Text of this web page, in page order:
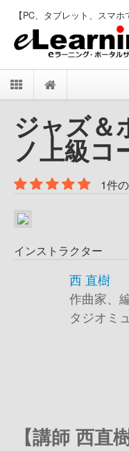
【PC、タブレット、スマ
ジャズ＆
ノ上級コ
1件
インストラクター
西 直樹
作曲家、
タジオミ
【講師 西